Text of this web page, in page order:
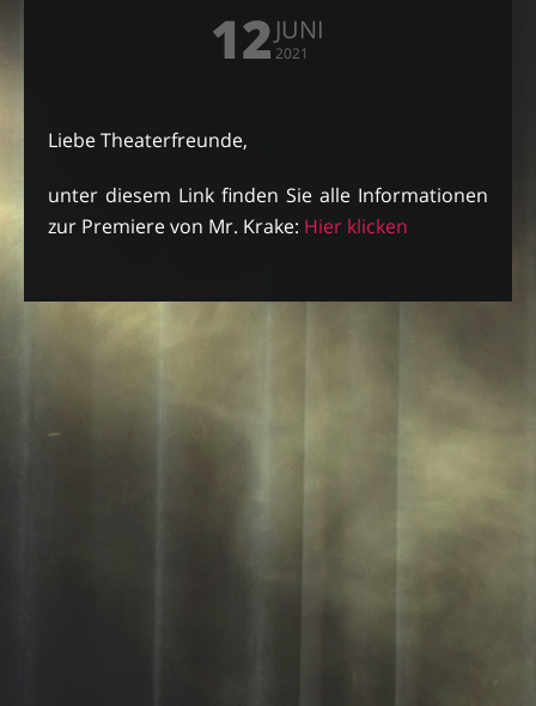
12 JUNI
2021
Liebe Theaterfreunde,
unter diesem Link finden Sie alle Informationen
zur Premiere von Mr. Krake: Hier klicken